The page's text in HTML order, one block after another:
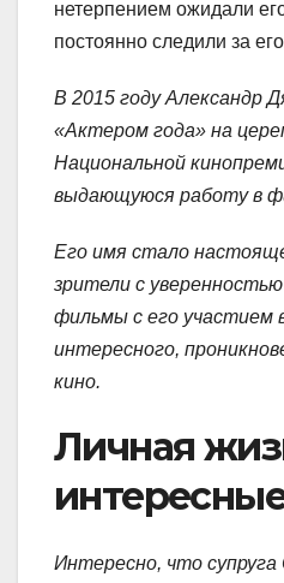
нетерпением ожидали
постоянно следили за
В 2015 году Александр
«Актером года» на
Национальной
выдающуюся работу в
Его имя стало
зрители с
фильмы с его участием
интересного,
кино.
Личная
Интересно, что